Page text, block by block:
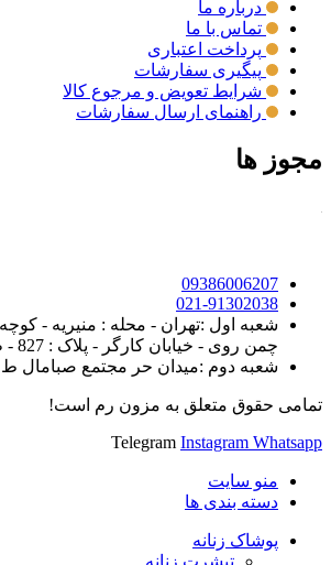
درباره ما
تماس با ما
پرداخت اعتباری
پیگیری سفارشات
شرایط تعویض و مرجوع کالا
راهنمای ارسال سفارشات
مجوز ها
09386006207
021-91302038
شعبه اول :تهران - محله : منیریه -
چمن روی - خیابان کارگر - پلاک : 827 - طبقه : همکف
شعبه دوم :میدان حر مجتمع صبامال ط
تمامی حقوق متعلق به مزون رم است!
Telegram Instagram Whatsapp
منو سایت
دسته بندی ها
پوشاک زنانه